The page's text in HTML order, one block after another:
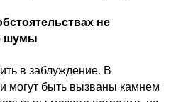
не
шумы
в заблуждение. В
могут быть вызваны камнем